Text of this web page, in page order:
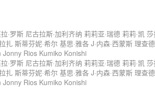
·罗斯 尼古拉斯·加利齐纳 莉莉亚·瑞德 莉莉·凯
扎 斯蒂芬妮·希尔 基思·雅各 J·内森·西蒙斯 理查
Jonny Rios Kumiko Konishi
·罗斯 尼古拉斯·加利齐纳 莉莉亚·瑞德 莉莉·凯
扎 斯蒂芬妮·希尔 基思·雅各 J·内森·西蒙斯 理查
Jonny Rios Kumiko Konishi